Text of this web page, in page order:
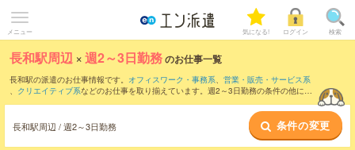
メニュー 気になる! ログイン 検索
長和駅周辺 ×週2～3日勤務のお仕事一覧
長和駅の派遣のお仕事情報です。 オフィスワーク・事務系、 営業・販売・サービス系
、 クリエイティブ系などのお仕事を取り揃えています。週2～3日勤務の条件の他に、
長和駅周辺 / 週2～3日勤務 条件の変更